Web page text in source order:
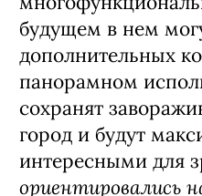
Особое внимание
будущем в нем
дополнительных
панорамном
сохранят
город и будут